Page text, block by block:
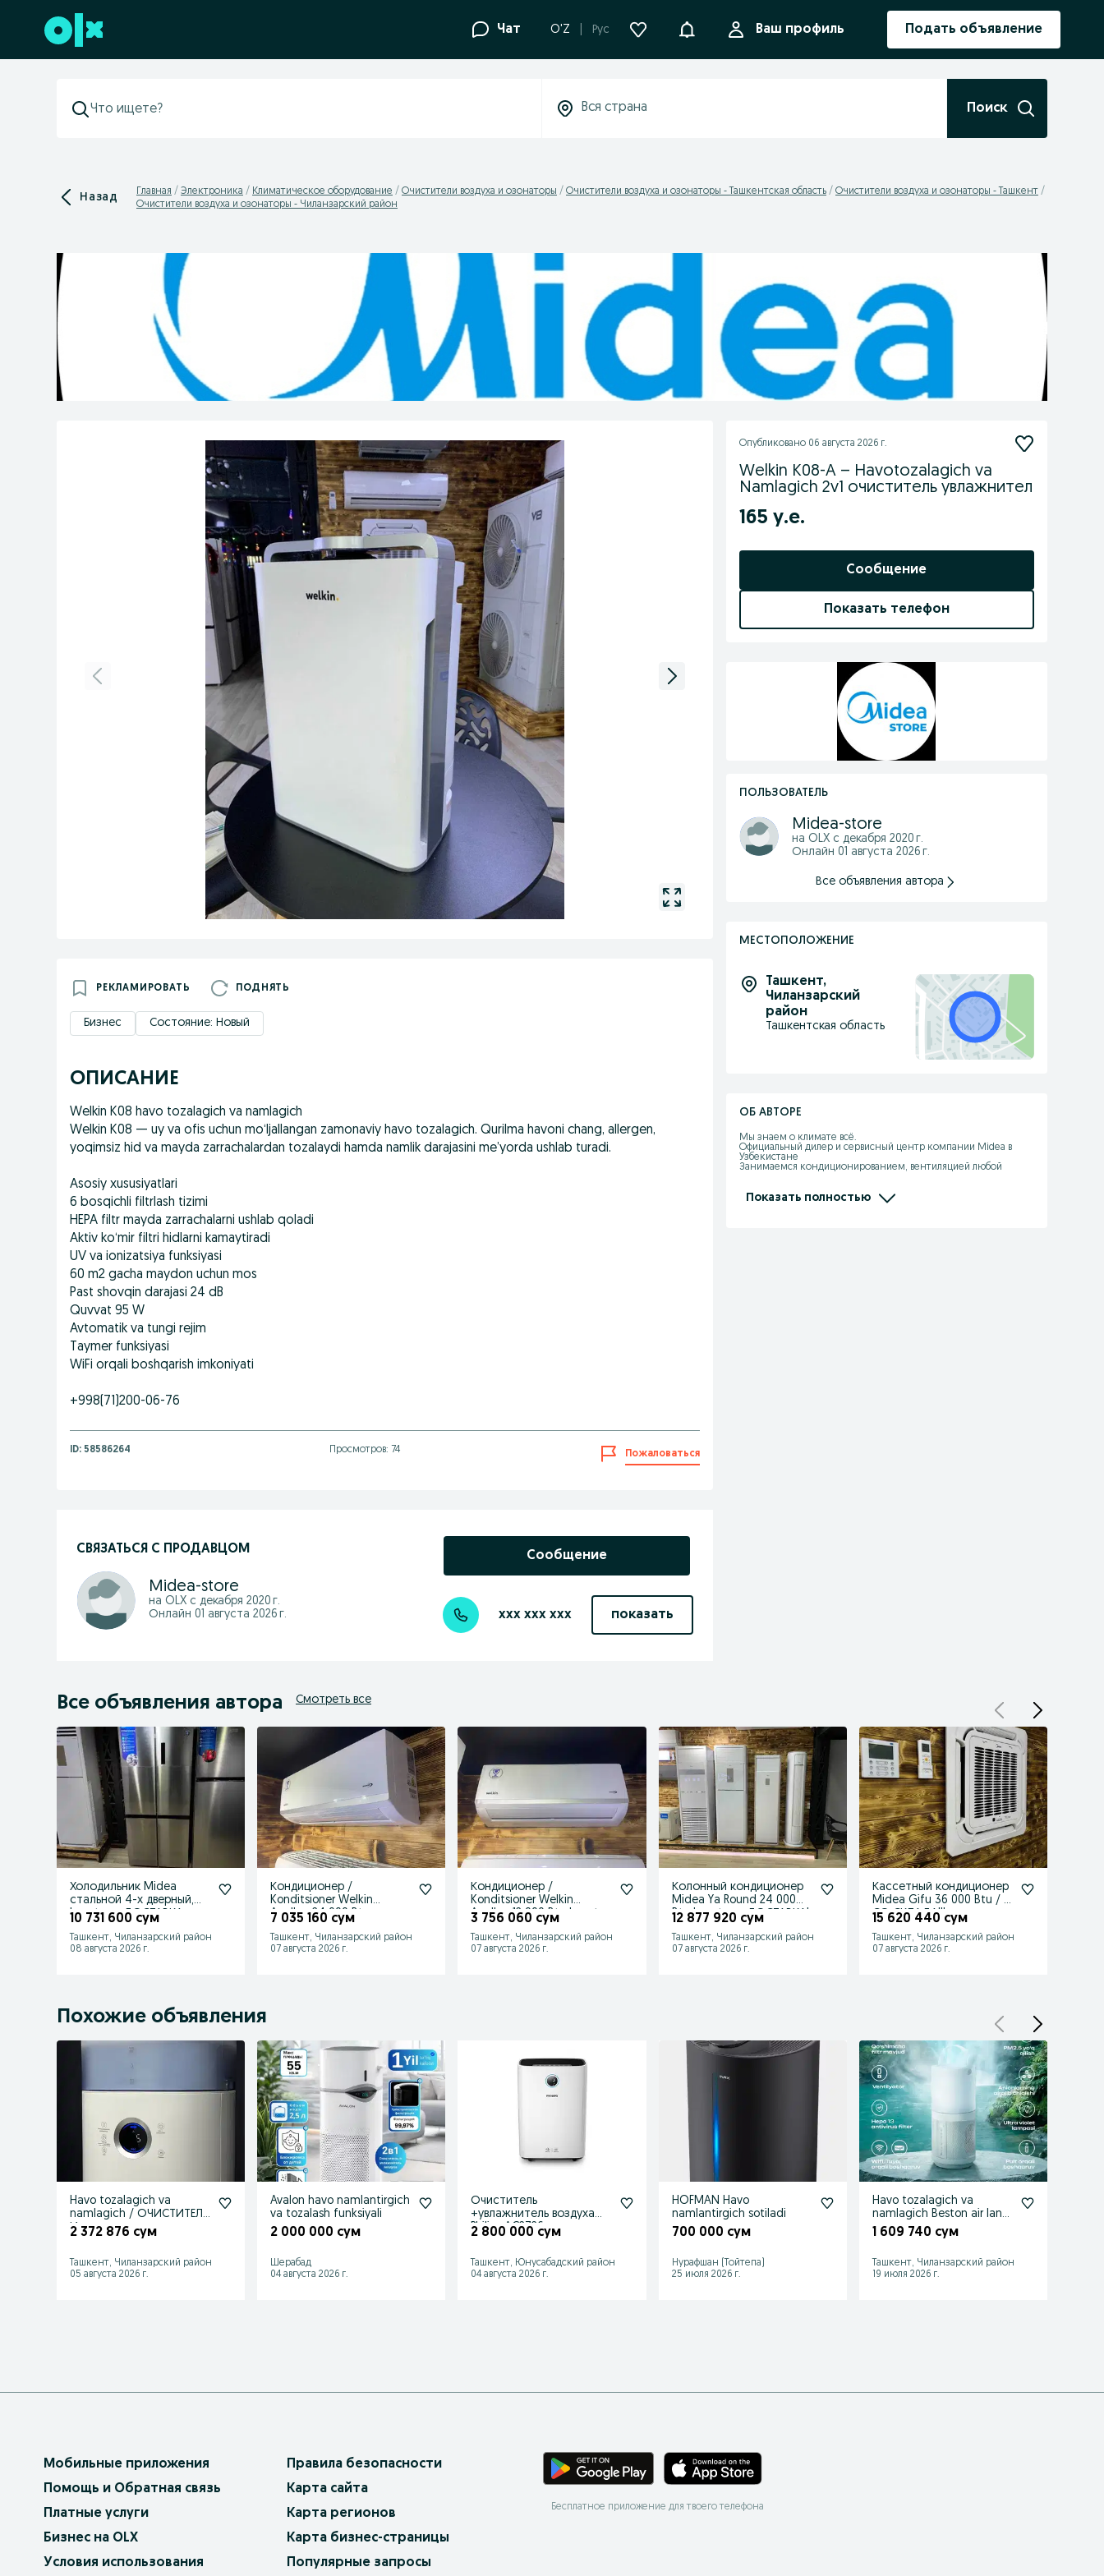
Перейти к нижнему колонтитулу Чат O'Z Рус УведомленияВаш профиль Подать объявление
Поиск
Назад Главная Электроника Климатическое оборудование Очистители воздуха и озонаторы Очистители воздуха и озонаторы - Ташкентская область
Очистители воздуха и озонаторы - Ташкент
Очистители воздуха и озонаторы - Чиланзарский район
РЕКЛАМИРОВАТЬ ПОДНЯТЬ
Бизнес Состояние: Новый
ОПИСАНИЕ
Welkin K08 havo tozalagich va namlagich
Welkin K08 — uy va ofis uchun mo‘ljallangan zamonaviy havo tozalagich. Qurilma havoni chang, allergen,
yoqimsiz hid va mayda zarrachalardan tozalaydi hamda namlik darajasini me’yorda ushlab turadi.
Asosiy xususiyatlari
6 bosqichli filtrlash tizimi
HEPA filtr mayda zarrachalarni ushlab qoladi
Aktiv ko‘mir filtri hidlarni kamaytiradi
UV va ionizatsiya funksiyasi
60 m2 gacha maydon uchun mos
Past shovqin darajasi 24 dB
Quvvat 95 W
Avtomatik va tungi rejim
Taymer funksiyasi
WiFi orqali boshqarish imkoniyati
+998(71)200-06-76
ID: 58586264 Просмотров: 74 Пожаловаться
СВЯЗАТЬСЯ С ПРОДАВЦОМ
Midea-store
на OLX с декабря 2020 г.
Онлайн 01 августа 2026 г.
Сообщение
xxx xxx xxx показать
Опубликовано 06 августа 2026 г.
Welkin K08-A – Havotozalagich va
Namlagich 2v1 очиститель увлажнител
165 у.е.
Сообщение
Показать телефон
ПОЛЬЗОВАТЕЛЬ
Midea-store
на OLX с декабря 2020 г.
Онлайн 01 августа 2026 г.
Все объявления автора
МЕСТОПОЛОЖЕНИЕ
Ташкент,
Чиланзарский
район
Ташкентская область
ОБ АВТОРЕ
Мы знаем о климате всё.
Официальный дилер и сервисный центр компании Midea в
Узбекистане
Занимаемся кондиционированием, вентиляцией любой
Компания Midea – один из мировых лидеров в сфере
05.
Отличное соотношение цены и качества
У нас не самые дешевые цены. У нас лучшее соотношение
цены и качества. Обращаясь к нам, вы точно знаете, за что
платите.
Показать полностью
Все объявления автора Смотреть все
Холодильник Midea
стальной 4-х дверный,
Inverter + ДОСТАВКА
10 731 600 сум
Ташкент, Чиланзарский район
08 августа 2026 г.
Кондиционер /
Konditsioner Welkin
Apollon 24 000 Btu
Inverter + АКЦИИ!
7 035 160 сум
Ташкент, Чиланзарский район
07 августа 2026 г.
Кондиционер /
Konditsioner Welkin
Apollon 12 000 Btu Inverter
3 756 060 сум
Ташкент, Чиланзарский район
07 августа 2026 г.
Колонный кондиционер
Midea Ya Round 24 000
Btu Inverter + ДОСТАВКА!
12 877 920 сум
Ташкент, Чиланзарский район
07 августа 2026 г.
Кассетный кондиционер
Midea Gifu 36 000 Btu / +
СО СКЛАДА!!!
15 620 440 сум
Ташкент, Чиланзарский район
07 августа 2026 г.
Похожие объявления
Havo tozalagich va
namlagich / ОЧИСТИТЕЛЬ
И увлажнител воздуха
2 372 876 сум
Ташкент, Чиланзарский район
05 августа 2026 г.
Avalon havo namlantirgich
va tozalash funksiyali
2 000 000 сум
Шерабад
04 августа 2026 г.
Очиститель
+увлажнитель воздуха
Philips AC2726
2 800 000 сум
Ташкент, Юнусабадский район
04 августа 2026 г.
HOFMAN Havo
namlantirgich sotiladi
700 000 сум
Нурафшан (Тойтепа)
25 июля 2026 г.
Havo tozalagich va
namlagich Beston air land
pro
1 609 740 сум
Ташкент, Чиланзарский район
19 июля 2026 г.
Мобильные приложения
Помощь и Обратная связь
Платные услуги
Бизнес на OLX
Условия использования
Правила безопасности
Карта сайта
Карта регионов
Карта бизнес-страницы
Популярные запросы
Бесплатное приложение для твоего телефона